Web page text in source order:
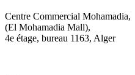
Centre Commercial Mohamadia,
(El Mohamadia Mall),
4e étage, bureau 1163, Alger